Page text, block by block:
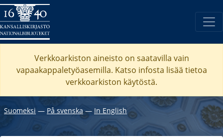
Verkkoarkiston aineisto on saatavilla vain
vapaakappaletyöasemilla. Katso infosta lisää tietoa
verkkoarkiston käytöstä.
Suomeksi ― På svenska― In English